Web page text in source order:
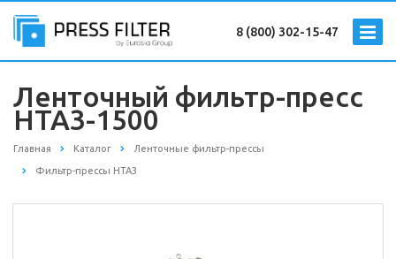
8 (800) 302-15-47
Ленточный фильтр-пресс
HTA3-1500
Главная Каталог Ленточные фильтр-прессы
Фильтр-прессы HTA3